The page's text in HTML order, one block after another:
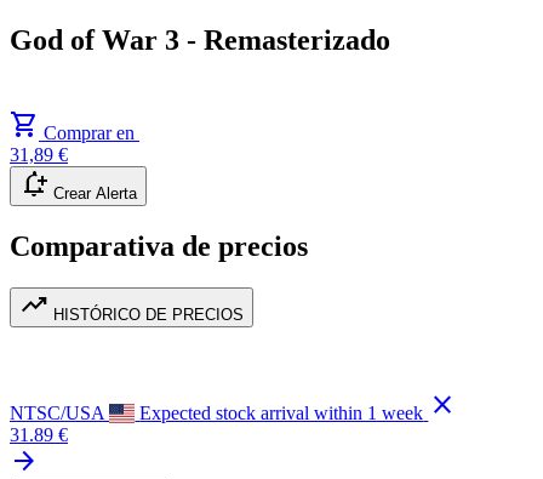
God of War 3 - Remasterizado
shopping_cart Comprar en
31,89 €
notification_add Crear Alerta
Comparativa de precios
trending_up HISTÓRICO DE PRECIOS
NTSC/USA Expected stock arrival within 1 week close
31.89 €
arrow_forward